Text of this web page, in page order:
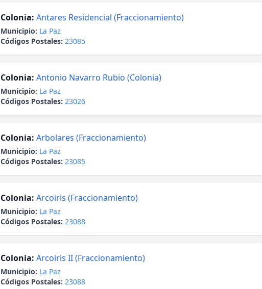
Colonia: Antares Residencial (Fraccionamiento)
Municipio: La Paz
Códigos Postales: 23085
Colonia: Antonio Navarro Rubio (Colonia)
Municipio: La Paz
Códigos Postales: 23026
Colonia: Arbolares (Fraccionamiento)
Municipio: La Paz
Códigos Postales: 23085
Colonia: Arcoiris (Fraccionamiento)
Municipio: La Paz
Códigos Postales: 23088
Colonia: Arcoiris II (Fraccionamiento)
Municipio: La Paz
Códigos Postales: 23088